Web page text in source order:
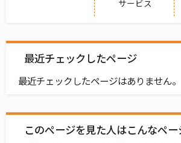
サービス
最近チェックしたページ
最近チェックしたページはありません。
このページを見た人はこんなペ